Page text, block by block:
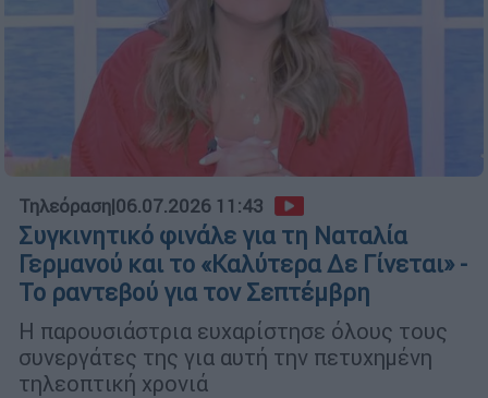
Τηλεόραση|06.07.2026 11:43
Συγκινητικό φινάλε για τη Ναταλία
Γερμανού και το «Καλύτερα Δε Γίνεται» -
Το ραντεβού για τον Σεπτέμβρη
Η παρουσιάστρια ευχαρίστησε όλους τους
συνεργάτες της για αυτή την πετυχημένη
τηλεοπτική χρονιά